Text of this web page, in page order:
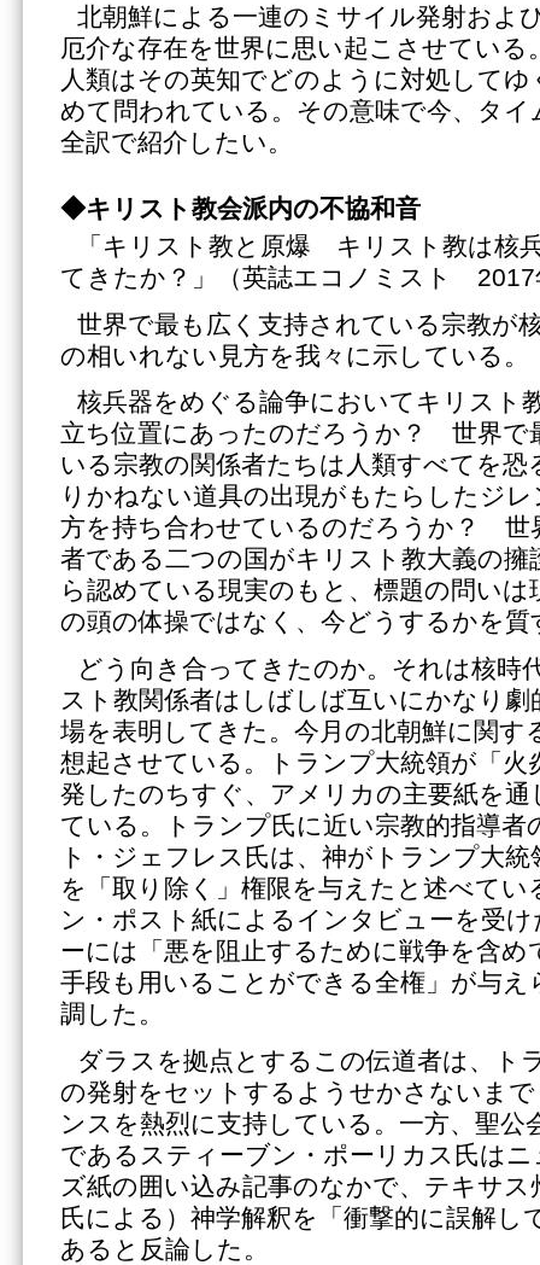
北朝鮮による一連のミサイル発射およ
厄介な存在を世界に思い起こさせている
人類はその英知でどのように対処して
めて問われている。その意味で今、タイ
全訳で紹介したい。
◆キリスト教会派内の不協和音
「キリスト教と原爆 キリスト教は核
てきたか？」（英誌エコノミスト 2017
世界で最も広く支持されている宗教が
の相いれない見方を我々に示している。
核兵器をめぐる論争においてキリスト
立ち位置にあったのだろうか？ 世界で
いる宗教の関係者たちは人類すべてを恐
りかねない道具の出現がもたらしたジ
方を持ち合わせているのだろうか？ 世
者である二つの国がキリスト教大義の
ら認めている現実のもと、標題の問い
の頭の体操ではなく、今どうするかを
どう向き合ってきたのか。それは核時
スト教関係者はしばしば互いにかなり
場を表明してきた。今月の北朝鮮に関す
想起させている。トランプ大統領が「火
発したのちすぐ、アメリカの主要紙を通
ている。トランプ氏に近い宗教的指導者
ト・ジェフレス氏は、神がトランプ大
を「取り除く」権限を与えたと述べてい
ン・ポスト紙によるインタビューを受
ーには「悪を阻止するために戦争を含
手段も用いることができる全権」が与
調した。
ダラスを拠点とするこの伝道者は、ト
の発射をセットするようせかさないま
ンスを熱烈に支持している。一方、聖公
であるスティーブン・ポーリカス氏は
ズ紙の囲い込み記事のなかで、テキサ
氏による）神学解釈を「衝撃的に誤解し
あると反論した。